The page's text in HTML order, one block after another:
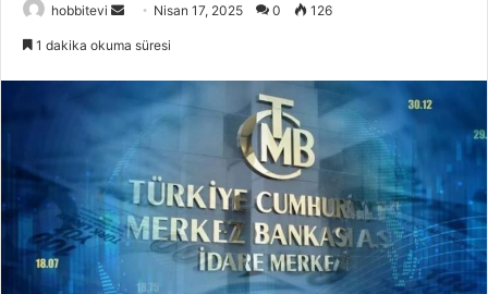
hobbitevi
Bir
Nisan 17, 2025 0 126
1 dakika okuma süresi